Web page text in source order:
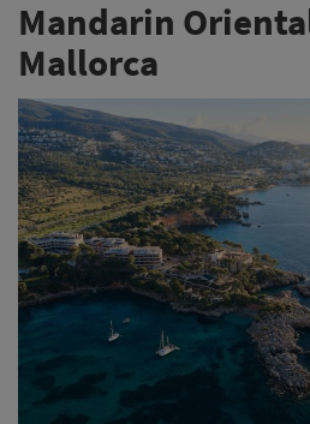
Mandarin
Mallorca